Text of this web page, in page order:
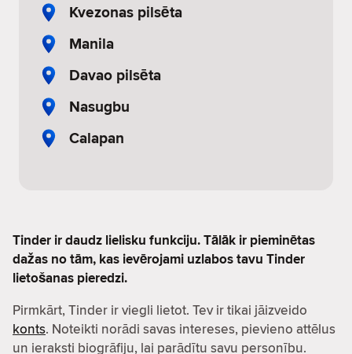
Kvezonas pilsēta
Manila
Davao pilsēta
Nasugbu
Calapan
Tinder ir daudz lielisku funkciju. Tālāk ir pieminētas
dažas no tām, kas ievērojami uzlabos tavu Tinder
lietošanas pieredzi.
Pirmkārt, Tinder ir viegli lietot. Tev ir tikai jāizveido
konts. Noteikti norādi savas intereses, pievieno attēlus
un ieraksti biogrāfiju, lai parādītu savu personību.